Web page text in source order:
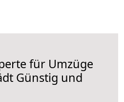
für Umzüge
Günstig und